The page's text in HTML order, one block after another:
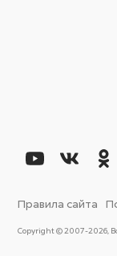
Правила сайта
Copyright © 2007-2026,